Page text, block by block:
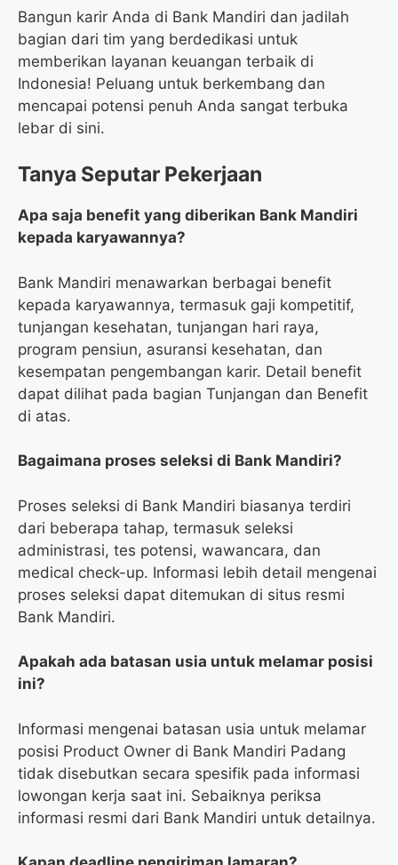
Bangun karir Anda di Bank Mandiri dan jadilah
bagian dari tim yang berdedikasi untuk
memberikan layanan keuangan terbaik di
Indonesia! Peluang untuk berkembang dan
mencapai potensi penuh Anda sangat terbuka
lebar di sini.
Tanya Seputar Pekerjaan
Apa saja benefit yang diberikan Bank Mandiri
kepada karyawannya?
Bank Mandiri menawarkan berbagai benefit
kepada karyawannya, termasuk gaji kompetitif,
tunjangan kesehatan, tunjangan hari raya,
program pensiun, asuransi kesehatan, dan
kesempatan pengembangan karir. Detail benefit
dapat dilihat pada bagian Tunjangan dan Benefit
di atas.
Bagaimana proses seleksi di Bank Mandiri?
Proses seleksi di Bank Mandiri biasanya terdiri
dari beberapa tahap, termasuk seleksi
administrasi, tes potensi, wawancara, dan
medical check-up. Informasi lebih detail mengenai
proses seleksi dapat ditemukan di situs resmi
Bank Mandiri.
Apakah ada batasan usia untuk melamar posisi
ini?
Informasi mengenai batasan usia untuk melamar
posisi Product Owner di Bank Mandiri Padang
tidak disebutkan secara spesifik pada informasi
lowongan kerja saat ini. Sebaiknya periksa
informasi resmi dari Bank Mandiri untuk detailnya.